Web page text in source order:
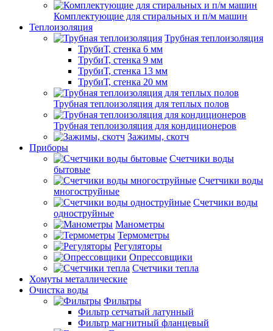
Комплектующие для стиральных и п/м машин
Теплоизоляция
Трубная теплоизоляция
ТрубиТ, стенка 6 мм
ТрубиТ, стенка 9 мм
ТрубиТ, стенка 13 мм
ТрубиТ, стенка 20 мм
Трубная теплоизоляция для теплых полов
Трубная теплоизоляция для кондиционеров
Зажимы, скотч
Приборы
Счетчики воды
бытовые
Счетчики воды
многоструйные
Счетчики воды
одноструйные
Манометры
Термометры
Регуляторы
Опрессовщики
Счетчики тепла
Хомуты металлические
Очистка воды
Фильтры
Фильтр сетчатый латунный
Фильтр магнитный фланцевый